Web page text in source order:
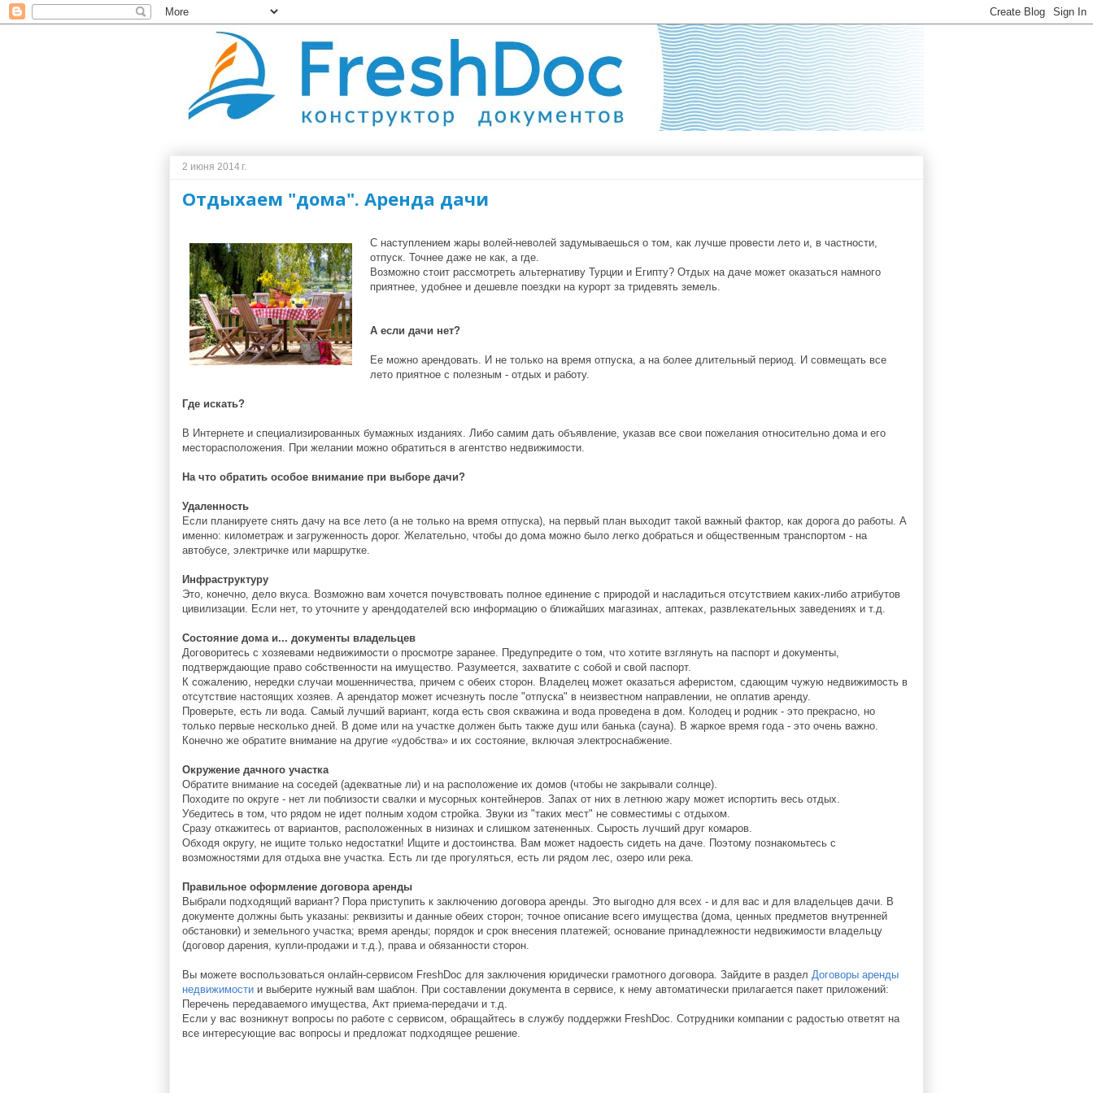
2 июня 2014 г.
Отдыхаем "дома". Аренда дачи
С наступлением жары волей-неволей задумываешься о том, как лучше провести лето и, в частности,
отпуск. Точнее даже не как, а где.
Возможно стоит рассмотреть альтернативу Турции и Египту? Отдых на даче может оказаться намного
приятнее, удобнее и дешевле поездки на курорт за тридевять земель.
А если дачи нет?
Ее можно арендовать. И не только на время отпуска, а на более длительный период. И совмещать все
лето приятное с полезным - отдых и работу.
Где искать?
В Интернете и специализированных бумажных изданиях. Либо самим дать объявление, указав все свои пожелания относительно дома и его
месторасположения. При желании можно обратиться в агентство недвижимости.
На что обратить особое внимание при выборе дачи?
Удаленность
Если планируете снять дачу на все лето (а не только на время отпуска), на первый план выходит такой важный фактор, как дорога до работы. А
именно: километраж и загруженность дорог. Желательно, чтобы до дома можно было легко добраться и общественным транспортом - на
автобусе, электричке или маршрутке.
Инфраструктуру
Это, конечно, дело вкуса. Возможно вам хочется почувствовать полное единение с природой и насладиться отсутствием каких-либо атрибутов
цивилизации. Если нет, то уточните у арендодателей всю информацию о ближайших магазинах, аптеках, развлекательных заведениях и т.д.
Состояние дома и... документы владельцев
Договоритесь с хозяевами недвижимости о просмотре заранее. Предупредите о том, что хотите взглянуть на паспорт и документы,
подтверждающие право собственности на имущество. Разумеется, захватите с собой и свой паспорт.
К сожалению, нередки случаи мошенничества, причем с обеих сторон. Владелец может оказаться аферистом, сдающим чужую недвижимость в
отсутствие настоящих хозяев. А арендатор может исчезнуть после "отпуска" в неизвестном направлении, не оплатив аренду.
Проверьте, есть ли вода. Самый лучший вариант, когда есть своя скважина и вода проведена в дом. Колодец и родник - это прекрасно, но
только первые несколько дней. В доме или на участке должен быть также душ или банька (сауна). В жаркое время года - это очень важно.
Конечно же обратите внимание на другие «удобства» и их состояние, включая электроснабжение.
Окружение дачного участка
Обратите внимание на соседей (адекватные ли) и на расположение их домов (чтобы не закрывали солнце).
Походите по округе - нет ли поблизости свалки и мусорных контейнеров. Запах от них в летнюю жару может испортить весь отдых.
Убедитесь в том, что рядом не идет полным ходом стройка. Звуки из "таких мест" не совместимы с отдыхом.
Сразу откажитесь от вариантов, расположенных в низинах и слишком затененных. Сырость лучший друг комаров.
Обходя округу, не ищите только недостатки! Ищите и достоинства. Вам может надоесть сидеть на даче. Поэтому познакомьтесь с
возможностями для отдыха вне участка. Есть ли где прогуляться, есть ли рядом лес, озеро или река.
Правильное оформление договора аренды
Выбрали подходящий вариант? Пора приступить к заключению договора аренды. Это выгодно для всех - и для вас и для владельцев дачи. В
документе должны быть указаны: реквизиты и данные обеих сторон; точное описание всего имущества (дома, ценных предметов внутренней
обстановки) и земельного участка; время аренды; порядок и срок внесения платежей; основание принадлежности недвижимости владельцу
(договор дарения, купли-продажи и т.д.), права и обязанности сторон.
Вы можете воспользоваться онлайн-сервисом FreshDoc для заключения юридически грамотного договора. Зайдите в раздел Договоры аренды
недвижимости и выберите нужный вам шаблон. При составлении документа в сервисе, к нему автоматически прилагается пакет приложений:
Перечень передаваемого имущества, Акт приема-передачи и т.д.
Если у вас возникнут вопросы по работе с сервисом, обращайтесь в службу поддержки FreshDoc. Сотрудники компании с радостью ответят на
все интересующие вас вопросы и предложат подходящее решение.